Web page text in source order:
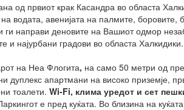
од првиот крак Касандра во областа
водата, авенијата на палмите, боровите,
ги направи деновите на Вашиот одмор
најурбани градови во областа Халкидики.
на Неа Флогита, на само 50 метри од
дуплекс апартмани на високо приземје,
тоалети. Wi-Fi, клима уредот и сет
е пред куќата. Во близина на